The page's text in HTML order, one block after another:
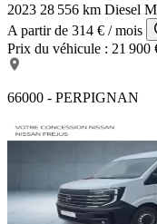
2023 28 556 km Diesel
A partir de 314 € / mois
Prix du véhicule : 21 900
66000 - PERPIGNAN